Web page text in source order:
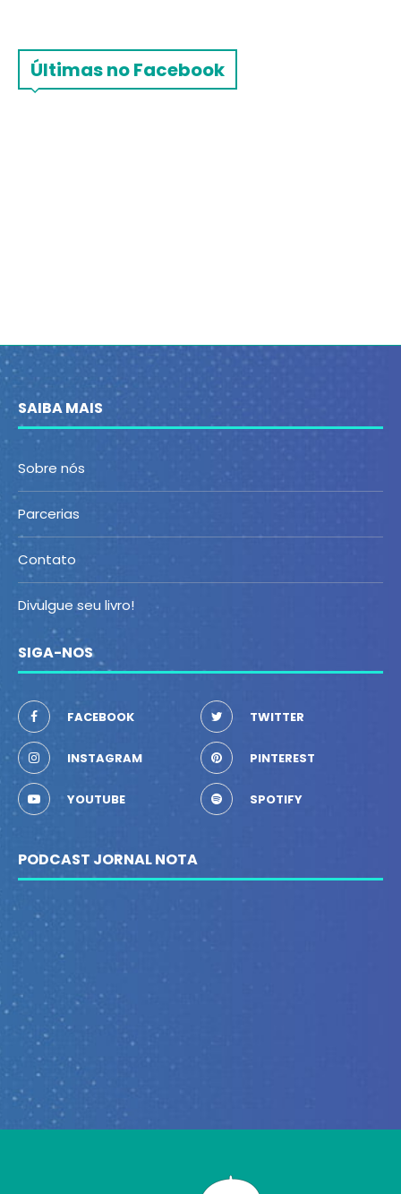
Últimas no Facebook
SAIBA MAIS
Sobre nós
Parcerias
Contato
Divulgue seu livro!
SIGA-NOS
FACEBOOK TWITTER
INSTAGRAM PINTEREST
YOUTUBE SPOTIFY
PODCAST JORNAL NOTA